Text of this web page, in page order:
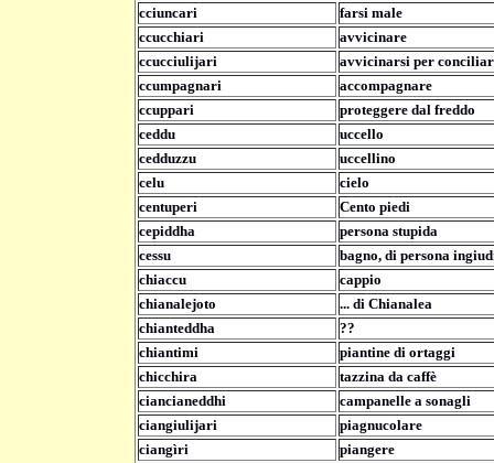
cciuncari
farsi male
ccucchiari
avvicinare
ccucciulijari
avvicinarsi per
ccumpagnari
accompagnare
ccuppari
proteggere dal freddo
ceddu
uccello
cedduzzu
uccellino
celu
cielo
centuperi
Cento piedi
cepiddha
persona stupida
cessu
bagno, di persona
chiaccu
cappio
chianalejoto
... di Chianalea
chianteddha
??
chiantimi
piantine di ortaggi
chicchira
tazzina da caffè
ciancianeddhi
campanelle a sonagli
ciangiulijari
piagnucolare
ciangìri
piangere